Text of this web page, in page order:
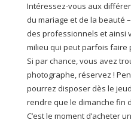
Intéressez-vous aux
du mariage et de la beauté
des professionnels et ainsi
milieu qui peut parfois faire
Si par chance, vous avez
photographe, réservez !
pourrez disposer dès le
rendre que le dimanche fin
C’est le moment d’acheter